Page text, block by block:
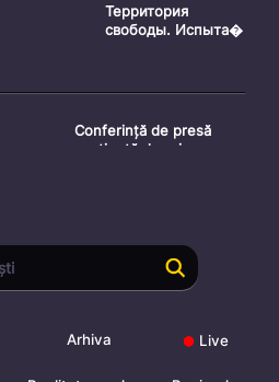
Территория
свободы. Испыта�
Conferință de presă
susținută de prim-
Ședința Consiliului
Superior al Procurorilor
din
Arhiva Live